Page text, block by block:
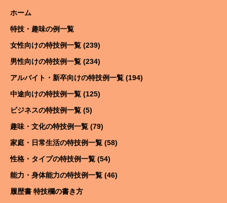
ホーム
特技・趣味の例一覧
女性向けの特技例一覧 (239)
男性向けの特技例一覧 (234)
アルバイト・新卒向けの特技例一覧 (194)
中途向けの特技例一覧 (125)
ビジネスの特技例一覧 (5)
趣味・文化の特技例一覧 (79)
家庭・日常生活の特技例一覧 (58)
性格・タイプの特技例一覧 (54)
能力・身体能力の特技例一覧 (46)
履歴書 特技欄の書き方